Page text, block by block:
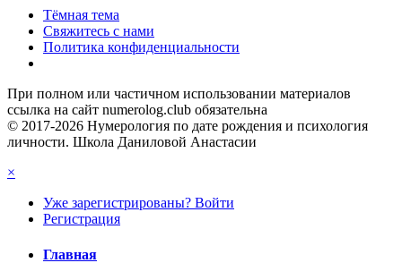
Тёмная тема
Свяжитесь с нами
Политика конфиденциальности
При полном или частичном использовании материалов
ссылка на сайт numerolog.club обязательна
© 2017-2026 Нумерология по дате рождения и психология
личности. Школа Даниловой Анастасии
×
Уже зарегистрированы? Войти
Регистрация
Главная